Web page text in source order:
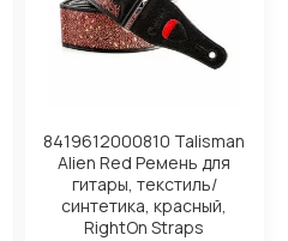
8419612000810 Talisman
Alien Red Ремень для
гитары, текстиль/
синтетика, красный,
RightOn Straps